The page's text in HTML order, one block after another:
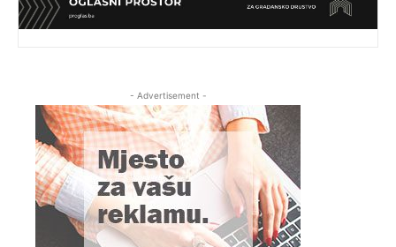
- Advertisement -